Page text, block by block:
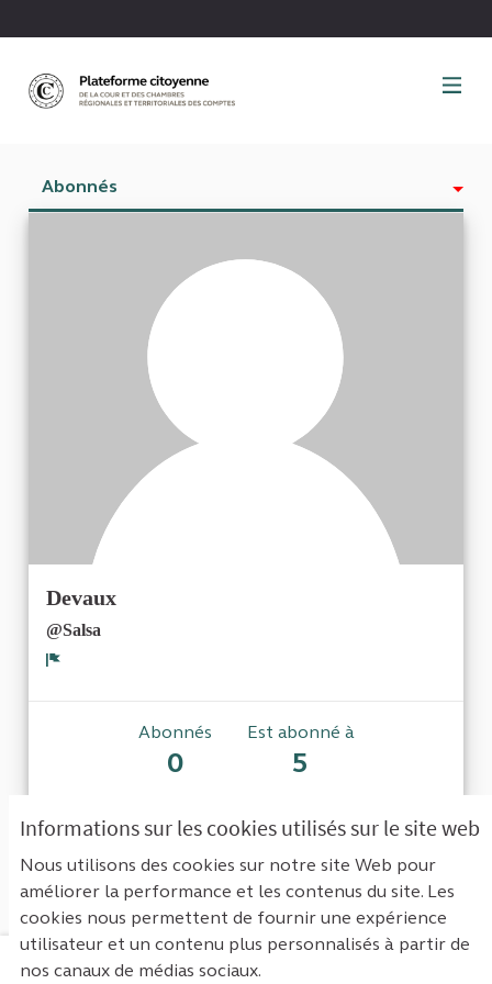
Informations sur les cookies utilisés sur le site web
Nous utilisons des cookies sur notre site Web pour
améliorer la performance et les contenus du site. Les
cookies nous permettent de fournir une expérience
utilisateur et un contenu plus personnalisés à partir de
nos canaux de médias sociaux.
Abonnés
Devaux
@Salsa
Abonnés
0
Est abonné à
5
Aucun abonné pour le moment.
Mentions légales